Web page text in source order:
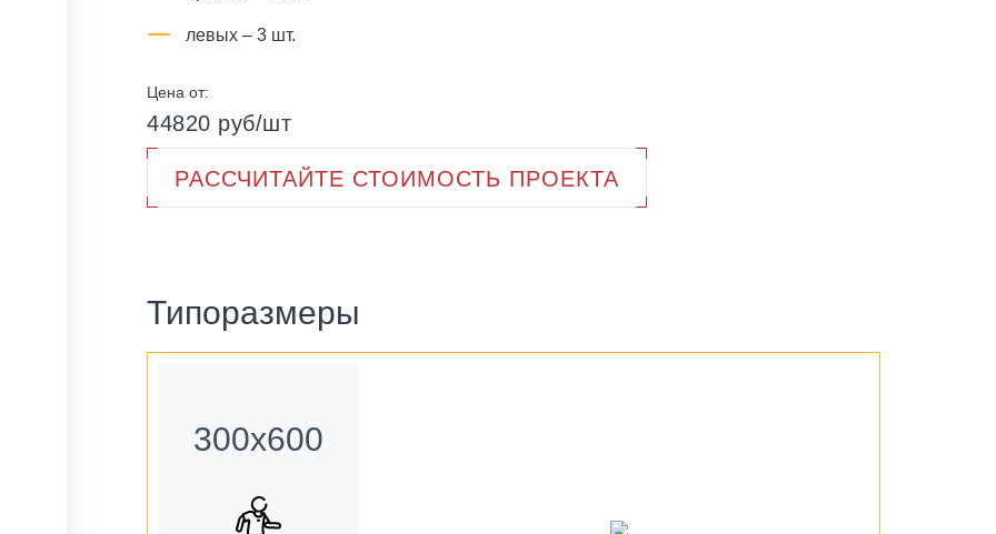
левых – 3 шт.
Цена от:
44820 руб/шт
РАССЧИТАЙТЕ СТОИМОСТЬ ПРОЕКТА
Типоразмеры
300х600